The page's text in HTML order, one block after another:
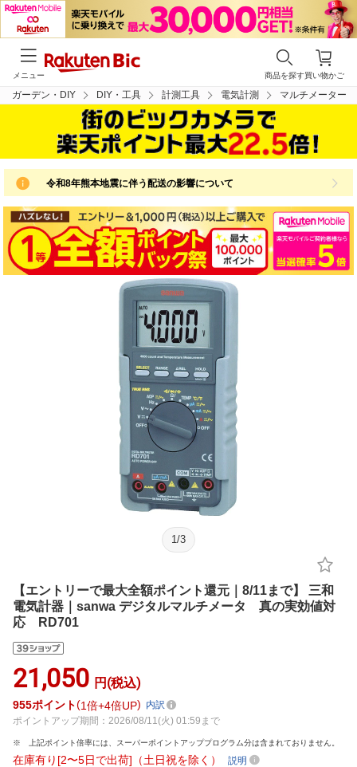
買い物かご
商品を探す
メニュー
・ガーデン・DIY DIY・工具 計測工具 電気計測 マルチメーター
令和8年熊本地震に伴う配送の影響について
1 /3
【エントリーで最大全額ポイント還元｜8/11まで】 三和
電気計器｜sanwa デジタルマルチメータ 真の実効値対
応 RD701
21,050 円(税込)
955ポイント 1倍 4倍UP
内訳
ポイントアップ期間：2026/08/11(火) 01:59まで
上記ポイント倍率には、スーパーポイントアッププログラム分は含まれておりません。
在庫有り[2〜5日で出荷]（土日祝を除く） 説明